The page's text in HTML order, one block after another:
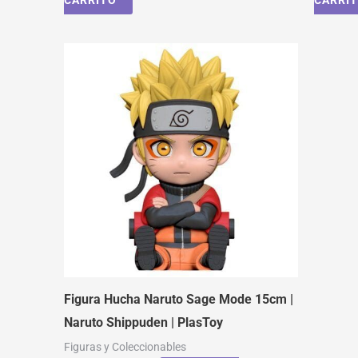
Figura Hucha Naruto Sage Mode 15cm |
Naruto Shippuden | PlasToy
Figuras y Coleccionables